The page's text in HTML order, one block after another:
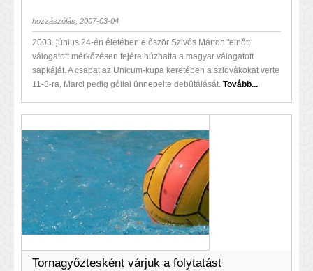
hozzászólás, 2007-03-04
2003. június 24-én életében először Szivós Márton felnőtt
válogatott mérkőzésen fejére húzhatta a magyar válogatott
sapkáját. A csapat az Unicum-kupa keretében a szlovákokat verte
11-8-ra, Marci pedig góllal ünnepelte debütálását. Tovább...
Tornagyőztesként várjuk a folytatást